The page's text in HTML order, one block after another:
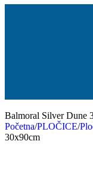
Balmoral Silver Dune
Početna/PLOČICE/
30x90cm